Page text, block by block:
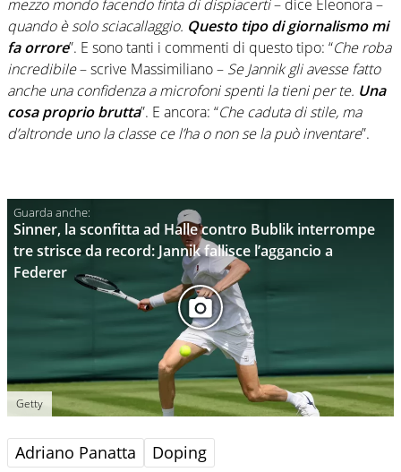
mezzo mondo facendo finta di dispiacerti– dice Eleonora –
quando è solo sciacallaggio. Questo tipo di giornalismo mi
fa orrore”. E sono tanti i commenti di questo tipo: “Che roba
incredibile– scrive Massimiliano – Se Jannik gli avesse fatto
anche una confidenza a microfoni spenti la tieni per te. Una
cosa proprio brutta”. E ancora: “Che caduta di stile, ma
d’altronde uno la classe ce l’ha o non se la può inventare”.
Sinner, la sconfitta ad Halle contro Bublik interrompe
tre strisce da record: Jannik fallisce l’aggancio a
Federer
Getty
Adriano Panatta Doping